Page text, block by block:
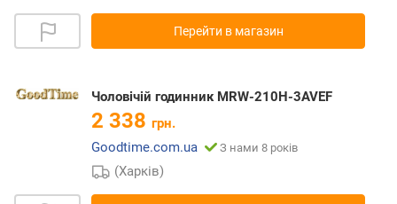
Перейти в магазин
Чоловічій годинник MRW-210H-3AVEF
2 338 грн.
Goodtime.com.ua
З нами 8 років
(Харків)